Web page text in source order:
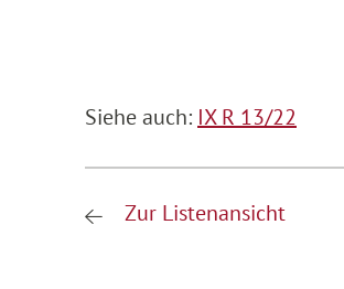
Siehe auch: IX R 13/22
Zur Listenansicht